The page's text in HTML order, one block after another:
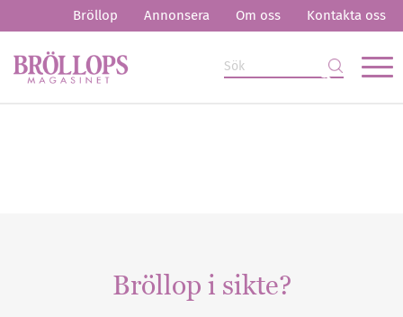
Bröllop Annonsera Om oss Kontakta oss
Bröllop i sikte?